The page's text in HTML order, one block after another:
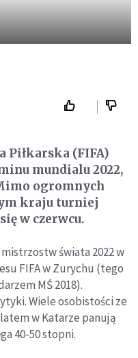
Piłkarska (FIFA)
mundialu 2022,
ogromnych
kraju turniej
w czerwcu.
świata 2022 w
FIFA w Zurychu (tego
MŚ 2018).
Wiele osobistości ze
w Katarze panują
40-50 stopni.